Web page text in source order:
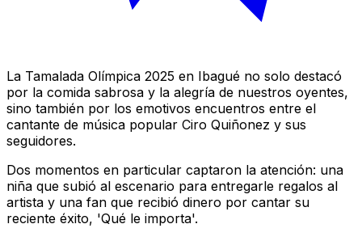
La Tamalada Olímpica 2025 en Ibagué no solo destacó
por la comida sabrosa y la alegría de nuestros oyentes,
sino también por los emotivos encuentros entre el
cantante de música popular Ciro Quiñonez y sus
seguidores.
Dos momentos en particular captaron la atención: una
niña que subió al escenario para entregarle regalos al
artista y una fan que recibió dinero por cantar su
reciente éxito, 'Qué le importa'.